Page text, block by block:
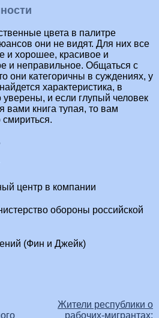
цвета в палитре
они не видят. Для них все
и хорошее, красивое и
и неправильное. Общаться с
они категоричны в суждениях, у
характеристика, в
уверены, и если глупый человек
вами книга тупая, то вам
смириться.
центр в компании
обороны российской
(Фин и Джейк)
Жители республики о
рабочих-мигрантах: